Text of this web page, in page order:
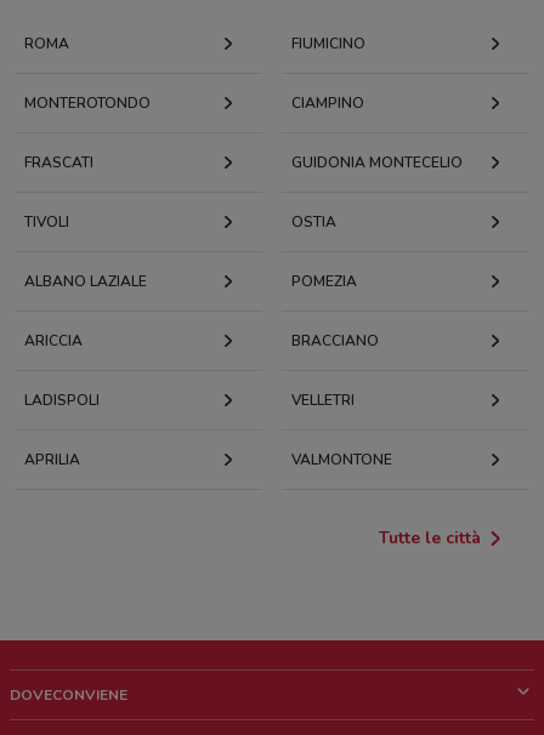
ROMA FIUMICINO
MONTEROTONDO CIAMPINO
FRASCATI GUIDONIA MONTECELIO
TIVOLI OSTIA
ALBANO LAZIALE POMEZIA
ARICCIA BRACCIANO
LADISPOLI VELLETRI
APRILIA VALMONTONE
Tutte le città
DOVECONVIENE